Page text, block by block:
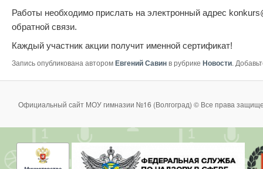
Работы необходимо прислать на электронный адрес
обратной связи.
Каждый участник акции получит именной сертификат!
Запись опубликована авторомЕвгений Савинв рубрике Новости.
Официальный сайт МОУ гимназии №16 (Волгоград) © Все права